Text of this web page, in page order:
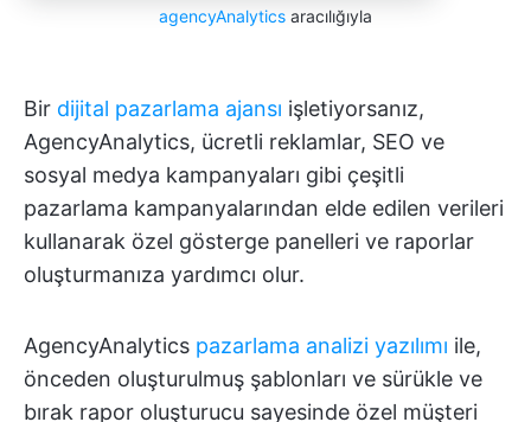
agencyAnalytics aracılığıyla
Bir dijital pazarlama ajansı işletiyorsanız,
AgencyAnalytics, ücretli reklamlar, SEO ve
sosyal medya kampanyaları gibi çeşitli
pazarlama kampanyalarından elde edilen verileri
kullanarak özel gösterge panelleri ve raporlar
oluşturmanıza yardımcı olur.
AgencyAnalytics pazarlama analizi yazılımı ile,
önceden oluşturulmuş şablonları ve sürükle ve
bırak rapor oluşturucu sayesinde özel müşteri